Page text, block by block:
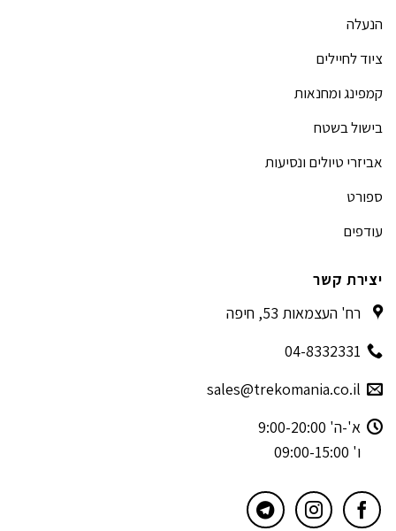
הנעלה
ציוד לחיילים
קמפינג ומחנאות
בישול בשטח
אביזרי טיולים ונסיעות
ספורט
עודפים
יצירת קשר
רח' העצמאות 53, חיפה
04-8332331
sales@trekomania.co.il
א'-ה' 9:00-20:00
ו' 09:00-15:00